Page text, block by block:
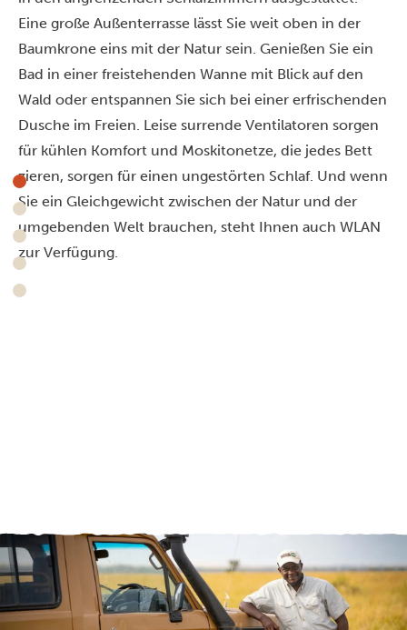
Eine große Außenterrasse lässt Sie weit oben in der
Baumkrone eins mit der Natur sein. Genießen Sie ein
Bad in einer freistehenden Wanne mit Blick auf den
Wald oder entspannen Sie sich bei einer erfrischenden
Dusche im Freien. Leise surrende Ventilatoren sorgen
für kühlen Komfort und Moskitonetze, die jedes Bett
zieren, sorgen für einen ungestörten Schlaf. Und wenn
Sie ein Gleichgewicht zwischen der Natur und der
umgebenden Welt brauchen, steht Ihnen auch WLAN
zur Verfügung.